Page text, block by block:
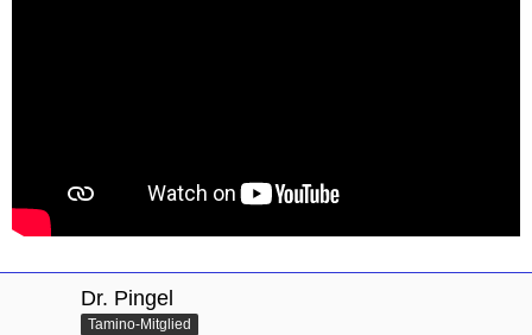
Dr. Pingel
Tamino-Mitglied